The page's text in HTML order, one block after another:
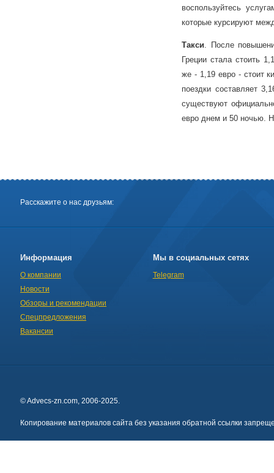
воспользуйтесь
которые курсируют
Такси. После
Греции стала стоить
же - 1,19 евро - стоит
поездки составляет
существуют
евро днем и 50 ночью.
Расскажите о нас друзьям:
Информация
О компании
Новости
Обзоры и рекомендации
Спецпредложения
Вакансии
Мы в социальных сетях
Telegram
© Advecs-zn.com, 2006-2025.
Копирование материалов сайта без указания обратной ссылки